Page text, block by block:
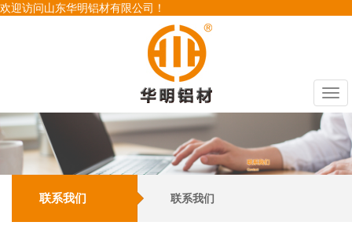
欢迎访问山东华明铝材有限公司！
联系我们 联系我们